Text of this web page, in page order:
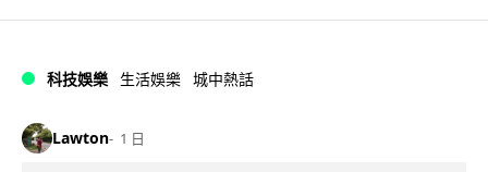
科技娛樂 生活娛樂 城中熱話
Lawton 1 日